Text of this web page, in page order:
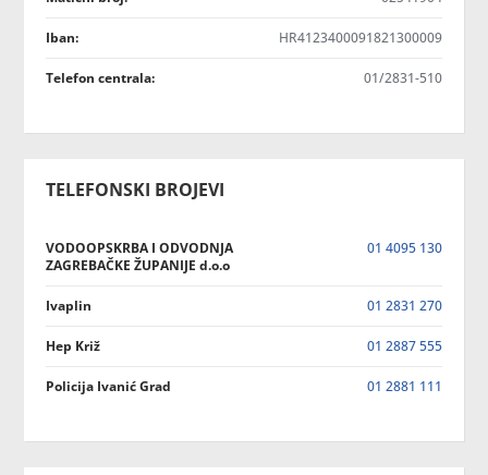
Iban: HR4123400091821300009
Telefon centrala: 01/2831-510
TELEFONSKI BROJEVI
VODOOPSKRBA I ODVODNJA
ZAGREBAČKE ŽUPANIJE d.o.o
01 4095 130
Ivaplin 01 2831 270
Hep Križ 01 2887 555
Policija Ivanić Grad 01 2881 111